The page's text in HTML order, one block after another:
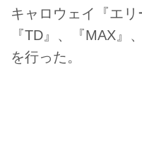
キャロウェイ『エ
『TD』、『MAX』
を行った。